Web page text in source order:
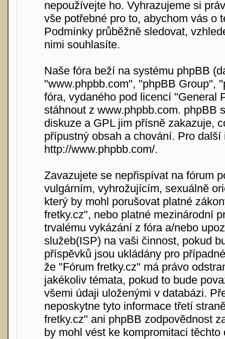
nepoužívejte ho. Vyhrazujeme si
vše potřebné pro to, abychom vás o
Podmínky průběžně sledovat,
nimi souhlasíte.
Naše fóra beží na systému phpBB
"www.phpbb.com", "phpBB Group",
fóra, vydaného pod licencí "General
stáhnout z www.phpbb.com. phpBB
diskuze a GPL jim přísně zakazuje,
přípustný obsah a chování. Pro
http://www.phpbb.com/.
Zavazujete se nepřispívat na fórum
vulgárním, vyhrožujícím, sexuálně
který by mohl porušovat platné
fretky.cz", nebo platné mezinárodní
trvalému vykázání z fóra a/nebo
služeb(ISP) na vaši činnost, pokud
příspěvků jsou ukládány pro
že "Fórum fretky.cz" má právo
jakékoliv témata, pokud to bude
všemi údaji uloženými v databázi.
neposkytne tyto informace třetí
fretky.cz" ani phpBB zodpovědnost
by mohl vést ke kompromitaci těchto